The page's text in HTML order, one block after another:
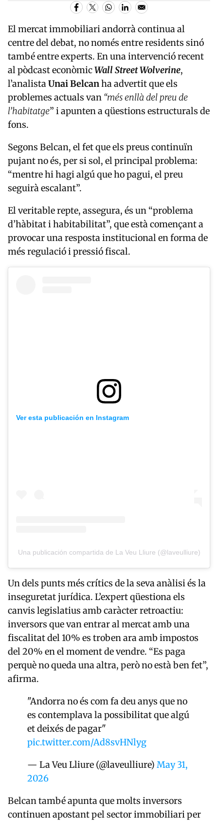
El mercat immobiliari andorrà continua al
centre del debat, no només entre residents sinó
també entre experts. En una intervenció recent
al pòdcast econòmicWall Street Wolverine,
l’analistaUnaiBelcanha advertit que els
problemes actuals van “més enllà del preu de
l’habitatge” i apunten a qüestions estructurals de
fons.
Segons Belcan, el fet que els preus continuïn
pujant no és, per si sol, el principal problema:
“mentre hi hagi algú que ho pagui, el preu
seguirà escalant”.
El veritable repte, assegura, és un “problema
d’hàbitat i habitabilitat”, que està començant a
provocar una resposta institucional en forma de
més regulació i pressió fiscal.
Ver esta publicación en Instagram
Una publicación compartida de La Veu Lliure (@laveulliure)
Un dels punts més crítics de la seva anàlisi és la
inseguretat jurídica. L’expert qüestiona els
canvis legislatius amb caràcter retroactiu:
inversors que van entrar al mercat amb una
fiscalitat del 10% es troben ara amb impostos
del 20% en el moment de vendre. “Es paga
perquè no queda una altra, però no està ben fet”,
afirma.
"Andorra no és com fa deu anys que no
es contemplava la possibilitat que algú
et deixés de pagar"
pic.twitter.com/Ad8svHNlyg
— La Veu Lliure (@laveulliure) May 31,
2026
Belcan també apunta que molts inversors
continuen apostant pel sector immobiliari per